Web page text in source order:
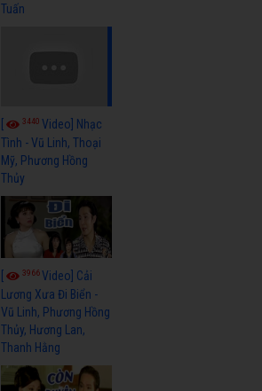
Tuấn
3440Video] Nhạc
Tình - Vũ Linh, Thoại
Mỹ, Phương Hồng
Thủy
3966Video] Cải
Lương Xưa Đi Biển -
Vũ Linh, Phương Hồng
Thủy, Hương Lan,
Thanh Hằng